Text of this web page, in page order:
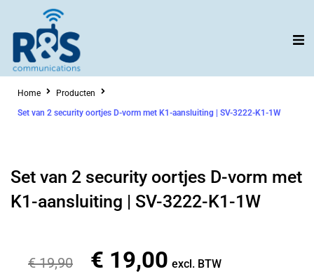
inhoud
Home
Producten
Set van 2 security oortjes D-vorm met K1-aansluiting | SV-3222-K1-1W
Set van 2 security oortjes D-vorm met
K1-aansluiting | SV-3222-K1-1W
€19,90
Oorspronkelijke
€ 19,00 Huidige
excl. BTW